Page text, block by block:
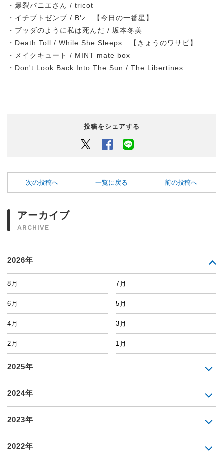
・爆裂パニエさん / tricot
・イチブトゼンブ / B'z 【今日の一番星】
・ブッダのように私は死んだ / 坂本冬美
・Death Toll / While She Sleeps 【きょうのワサビ】
・メイクキュート / MINT mate box
・Don't Look Back Into The Sun / The Libertines
投稿をシェアする
Twitter Facebook
次の投稿へ 一覧に戻る 前の投稿へ
アーカイブ
ARCHIVE
2026年
8月 7月
6月 5月
4月 3月
2月 1月
2025年
2024年
2023年
2022年